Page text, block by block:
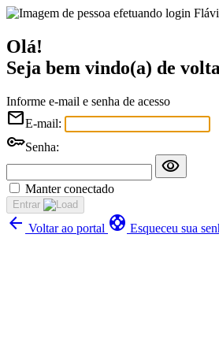
Olá!
Seja bem vindo(a) de
Informe e-mail e senha de acesso
mailE-mail:
keySenha:
visibility
Manter conectado
Entrar
arrow_back Voltar ao portal support Esqueceu sua